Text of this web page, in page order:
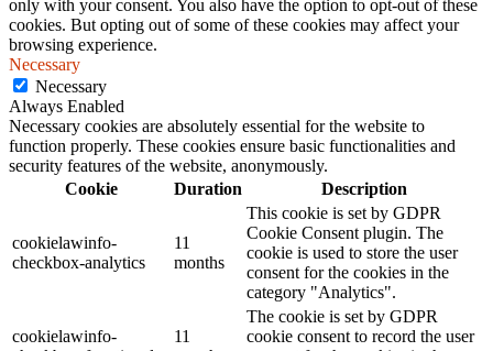
only with your consent. You also have the option to opt-out of these
cookies. But opting out of some of these cookies may affect your
browsing experience.
Necessary
Necessary
Always Enabled
Necessary cookies are absolutely essential for the website to
function properly. These cookies ensure basic functionalities and
security features of the website, anonymously.
Cookie
Duration Description
cookielawinfo-
checkbox-analytics
11
months
This cookie is set by GDPR
Cookie Consent plugin. The
cookie is used to store the user
consent for the cookies in the
category "Analytics".
cookielawinfo-
11
The cookie is set by GDPR
cookie consent to record the user